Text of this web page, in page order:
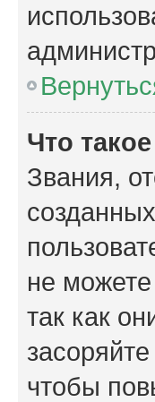
Что
Звания,
не
так как
чтобы